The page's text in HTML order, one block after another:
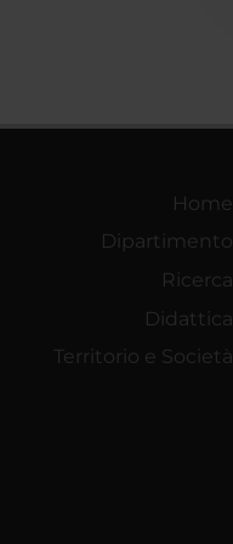
Home
Dipartimento
Ricerca
Didattica
Territorio e Società